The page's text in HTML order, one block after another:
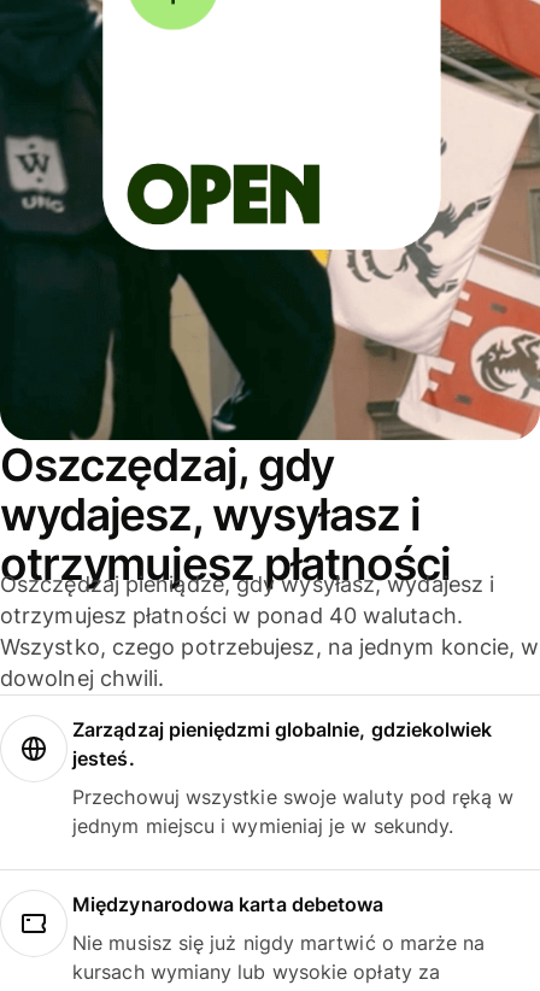
Oszczędzaj, gdy
wydajesz, wysyłasz i
otrzymujesz płatności
Oszczędzaj pieniądze, gdy wysyłasz, wydajesz i
otrzymujesz płatności w ponad 40 walutach.
Wszystko, czego potrzebujesz, na jednym koncie, w
dowolnej chwili.
Zarządzaj pieniędzmi globalnie, gdziekolwiek
jesteś.
Przechowuj wszystkie swoje waluty pod ręką w
jednym miejscu i wymieniaj je w sekundy.
Międzynarodowa karta debetowa
Nie musisz się już nigdy martwić o marże na
kursach wymiany lub wysokie opłaty za